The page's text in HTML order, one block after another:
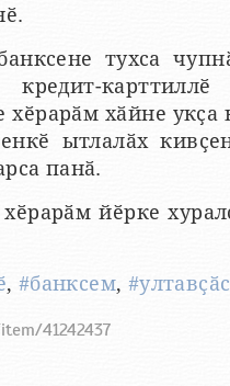
тухса
хӑйне укҫа
ытлалӑх
панӑ.
йӗрке
, #банксем,
41242437